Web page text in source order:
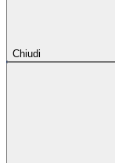
Chiudi